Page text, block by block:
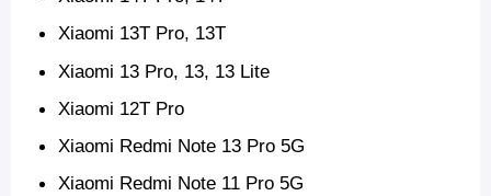
Xiaomi 13T Pro, 13T
Xiaomi 13 Pro, 13, 13 Lite
Xiaomi 12T Pro
Xiaomi Redmi Note 13 Pro 5G
Xiaomi Redmi Note 11 Pro 5G